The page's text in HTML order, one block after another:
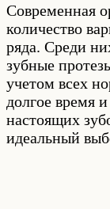
Современная
количество
ряда. Среди
зубные
учетом всех
долгое время
настоящих
идеальный